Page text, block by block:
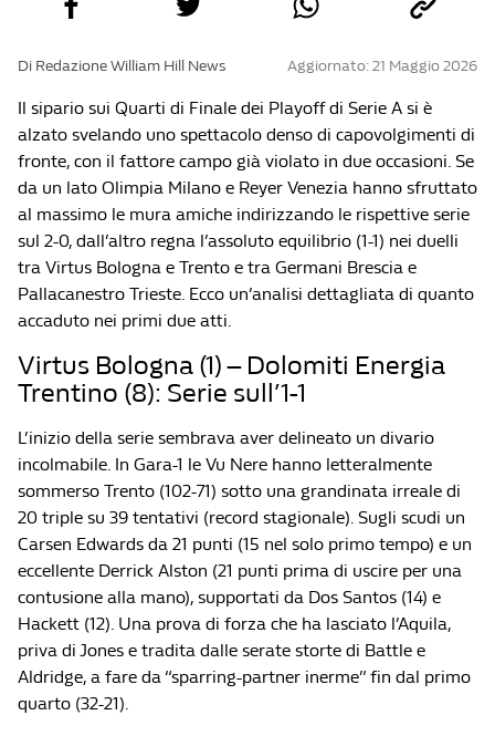
Di Redazione William Hill News Aggiornato: 21 Maggio 2026
Il sipario sui Quarti di Finale dei Playoff di Serie A si è
alzato svelando uno spettacolo denso di capovolgimenti di
fronte, con il fattore campo già violato in due occasioni. Se
da un lato Olimpia Milano e Reyer Venezia hanno sfruttato
al massimo le mura amiche indirizzando le rispettive serie
sul 2-0, dall’altro regna l’assoluto equilibrio (1-1) nei duelli
tra Virtus Bologna e Trento e tra Germani Brescia e
Pallacanestro Trieste. Ecco un’analisi dettagliata di quanto
accaduto nei primi due atti.
Virtus Bologna (1) – Dolomiti Energia
Trentino (8): Serie sull’1-1
L’inizio della serie sembrava aver delineato un divario
incolmabile. In Gara-1 le Vu Nere hanno letteralmente
sommerso Trento (102-71) sotto una grandinata irreale di
20 triple su 39 tentativi (record stagionale). Sugli scudi un
Carsen Edwards da 21 punti (15 nel solo primo tempo) e un
eccellente Derrick Alston (21 punti prima di uscire per una
contusione alla mano), supportati da Dos Santos (14) e
Hackett (12). Una prova di forza che ha lasciato l’Aquila,
priva di Jones e tradita dalle serate storte di Battle e
Aldridge, a fare da “sparring-partner inerme” fin dal primo
quarto (32-21).